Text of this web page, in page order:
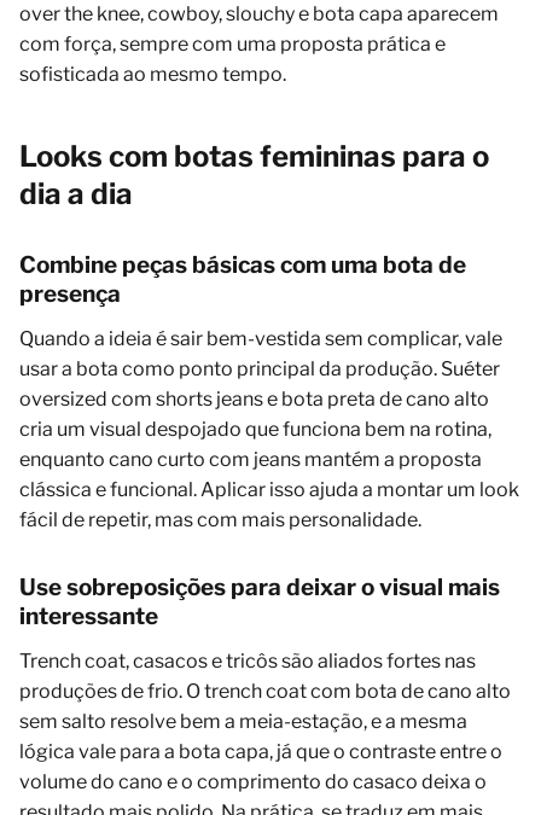
over the knee, cowboy, slouchy e bota capa aparecem
com força, sempre com uma proposta prática e
sofisticada ao mesmo tempo.
Looks com botas femininas para o
dia a dia
Combine peças básicas com uma bota de
presença
Quando a ideia é sair bem-vestida sem complicar, vale
usar a bota como ponto principal da produção. Suéter
oversized com shorts jeans e bota preta de cano alto
cria um visual despojado que funciona bem na rotina,
enquanto cano curto com jeans mantém a proposta
clássica e funcional. Aplicar isso ajuda a montar um look
fácil de repetir, mas com mais personalidade.
Use sobreposições para deixar o visual mais
interessante
Trench coat, casacos e tricôs são aliados fortes nas
produções de frio. O trench coat com bota de cano alto
sem salto resolve bem a meia-estação, e a mesma
lógica vale para a bota capa, já que o contraste entre o
volume do cano e o comprimento do casaco deixa o